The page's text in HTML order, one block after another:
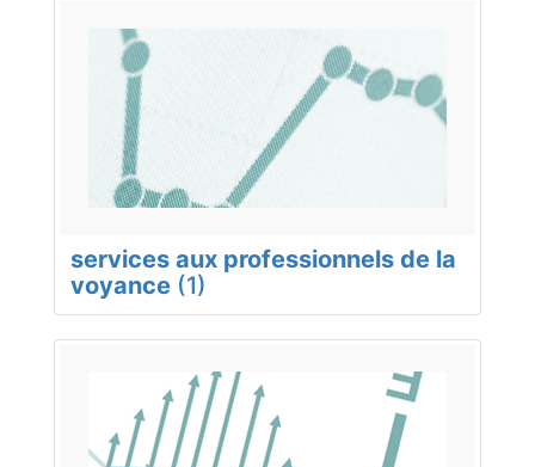
services aux professionnels de la
voyance (1)